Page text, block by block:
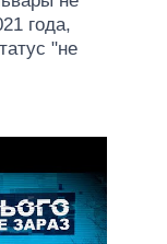
года,
"не